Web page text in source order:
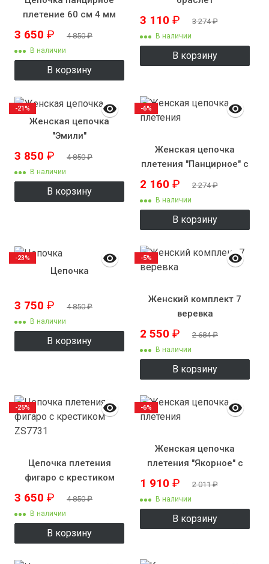
плетение 60 см 4 мм
ZS7525
3 650 ₽ 4 850₽
В наличии
В корзину
3 110 ₽ 3 274₽
В наличии
В корзину
Женская цепочка
"Эмили"
3 850 ₽ 4 850₽
В наличии
В корзину
-21%
Женская цепочка
плетения "Панцирное" с
рисунком
2 160 ₽ 2 274₽
В наличии
В корзину
-6%
Цепочка
3 750 ₽ 4 850₽
В наличии
В корзину
-23%
Женский комплект 7
веревка
2 550 ₽ 2 684₽
В наличии
В корзину
-5%
Цепочка плетения
фигаро с крестиком
ZS7731
3 650 ₽ 4 850₽
В наличии
В корзину
-25%
Женская цепочка
плетения "Якорное" с
рисунком
1 910 ₽ 2 011₽
В наличии
В корзину
-6%